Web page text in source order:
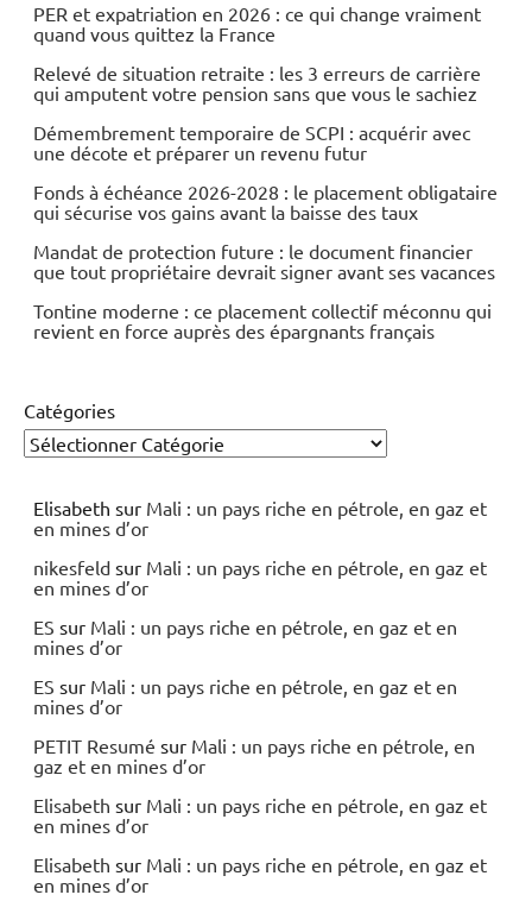
PER et expatriation en 2026 : ce qui change vraiment
quand vous quittez la France
Relevé de situation retraite : les 3 erreurs de carrière
qui amputent votre pension sans que vous le sachiez
Démembrement temporaire de SCPI : acquérir avec
une décote et préparer un revenu futur
Fonds à échéance 2026-2028 : le placement obligataire
qui sécurise vos gains avant la baisse des taux
Mandat de protection future : le document financier
que tout propriétaire devrait signer avant ses vacances
Tontine moderne : ce placement collectif méconnu qui
revient en force auprès des épargnants français
Catégories
Elisabeth sur Mali : un pays riche en pétrole, en gaz et
en mines d’or
nikesfeld sur Mali : un pays riche en pétrole, en gaz et
en mines d’or
ES sur Mali : un pays riche en pétrole, en gaz et en
mines d’or
ES sur Mali : un pays riche en pétrole, en gaz et en
mines d’or
PETIT Resumé sur Mali : un pays riche en pétrole, en
gaz et en mines d’or
Elisabeth sur Mali : un pays riche en pétrole, en gaz et
en mines d’or
Elisabeth sur Mali : un pays riche en pétrole, en gaz et
en mines d’or